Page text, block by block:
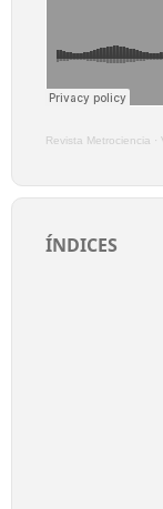
Revista Metrociencia ·
ÍNDICES